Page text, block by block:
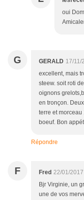
oui
G GERALD 17/11/
excellent, mais
steew. soit roti
oignons
en tronçon.
terre et morceau
boeuf. Bon
Répondre
F Fred 22/01/
Bjr Virginie, un
une de vos